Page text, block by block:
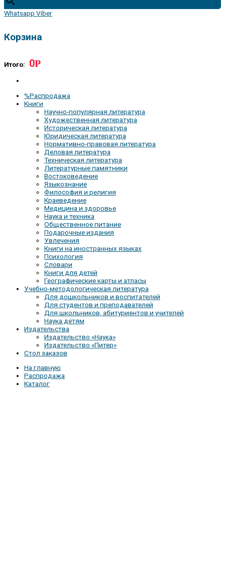
Whatsapp Viber
Корзина
Итого: 0Р
%Распродажа
Книги
Научно-популярная литература
Художественная литература
Историческая литература
Юридическая литература
Нормативно-правовая литература
Деловая литература
Техническая литература
Литературные памятники
Востоковедение
Языкознание
Философия и религия
Краеведение
Медицина и здоровье
Наука и техника
Общественное питание
Подарочные издания
Увлечения
Книги на иностранных языках
Психология
Словари
Книги для детей
Географические карты и атласы
Учебно-методологическая литература
Для дошкольников и воспитателей
Для студентов и преподавателей
Для школьников, абитуриентов и учителей
Наука детям
Издательства
Издательство «Наука»
Издательство «Питер»
Стол заказов
На главную
Распродажа
Каталог